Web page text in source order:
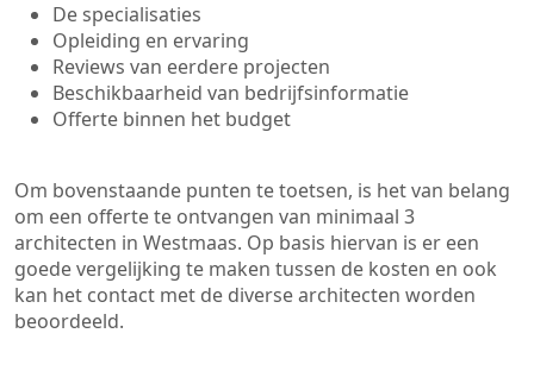
De specialisaties
Opleiding en ervaring
Reviews van eerdere projecten
Beschikbaarheid van bedrijfsinformatie
Offerte binnen het budget
Om bovenstaande punten te toetsen, is het van belang
om een offerte te ontvangen van minimaal 3
architecten in Westmaas. Op basis hiervan is er een
goede vergelijking te maken tussen de kosten en ook
kan het contact met de diverse architecten worden
beoordeeld.